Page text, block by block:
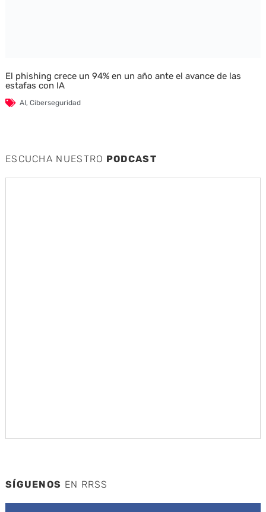
El phishing crece un 94% en un año ante el avance de las
estafas con IA
AI, Ciberseguridad
ESCUCHA NUESTRO PODCAST
SÍGUENOS EN RRSS